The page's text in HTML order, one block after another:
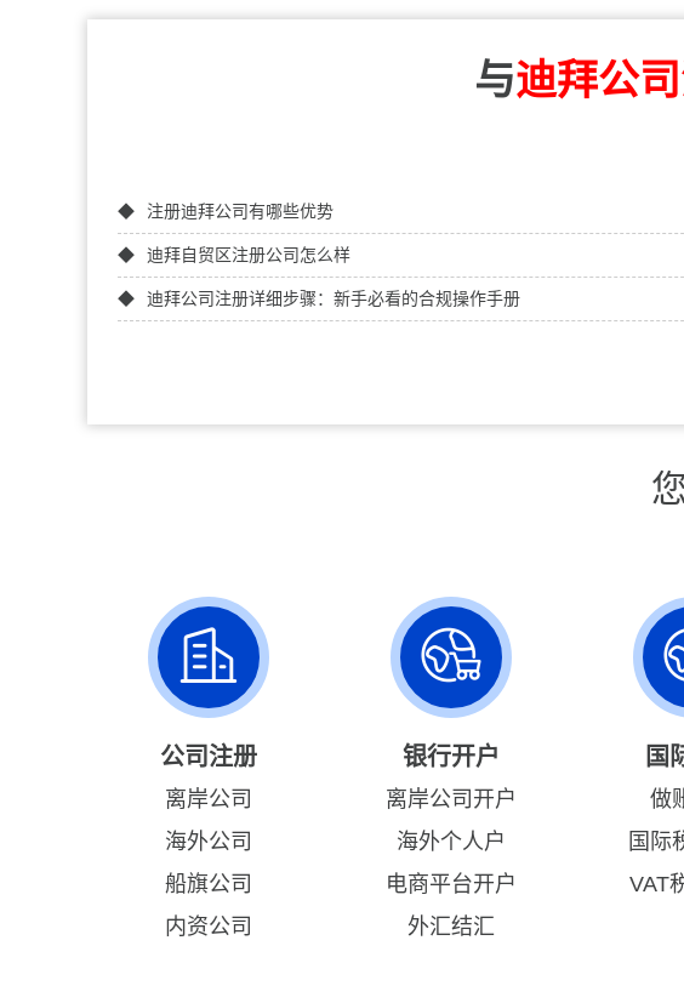
与迪拜公
注册迪拜公司有哪些优势
迪拜自贸区注册公司怎么样
迪拜公司注册详细步骤：新手必看的合规操作手册
公司注册
离岸公司
海外公司
船旗公司
内资公司
银行开户
离岸公司开户
海外个人户
电商平台开户
外汇结汇
国
做
国际
VAT